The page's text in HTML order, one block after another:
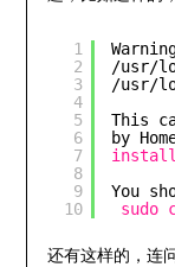
1
2
3
4
5
6
7
8
9
10
/usr/
/usr/
This
by
install
You
sudo
还有这样的，连